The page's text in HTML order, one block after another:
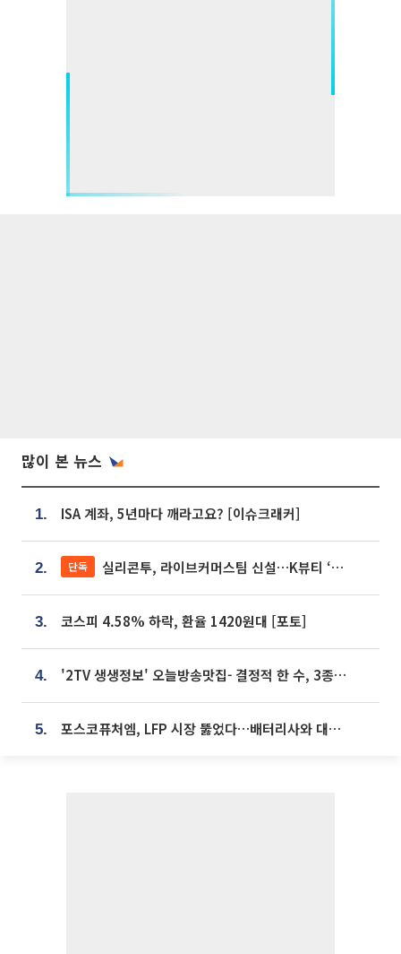
많이 본 뉴스
1. ISA 계좌, 5년마다 깨라고요? [이슈크래커]
2. 단독 실리콘투, 라이브커머스팀 신설…K뷰티 ‘글로벌 판매망’ 확대[K뷰티 라방戰]
3. 코스피 4.58% 하락, 환율 1420원대 [포토]
4. '2TV 생생정보' 오늘방송맛집- 결정적 한 수, 3종 메밀면! 메밀 소바 맛집 '의○○○○'
5. 포스코퓨처엠, LFP 시장 뚫었다…배터리사와 대규모 장기 공급 합의